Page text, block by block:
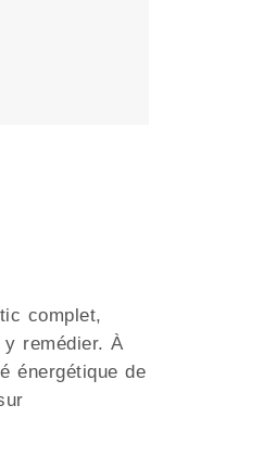
complet,
remédier. À
énergétique de